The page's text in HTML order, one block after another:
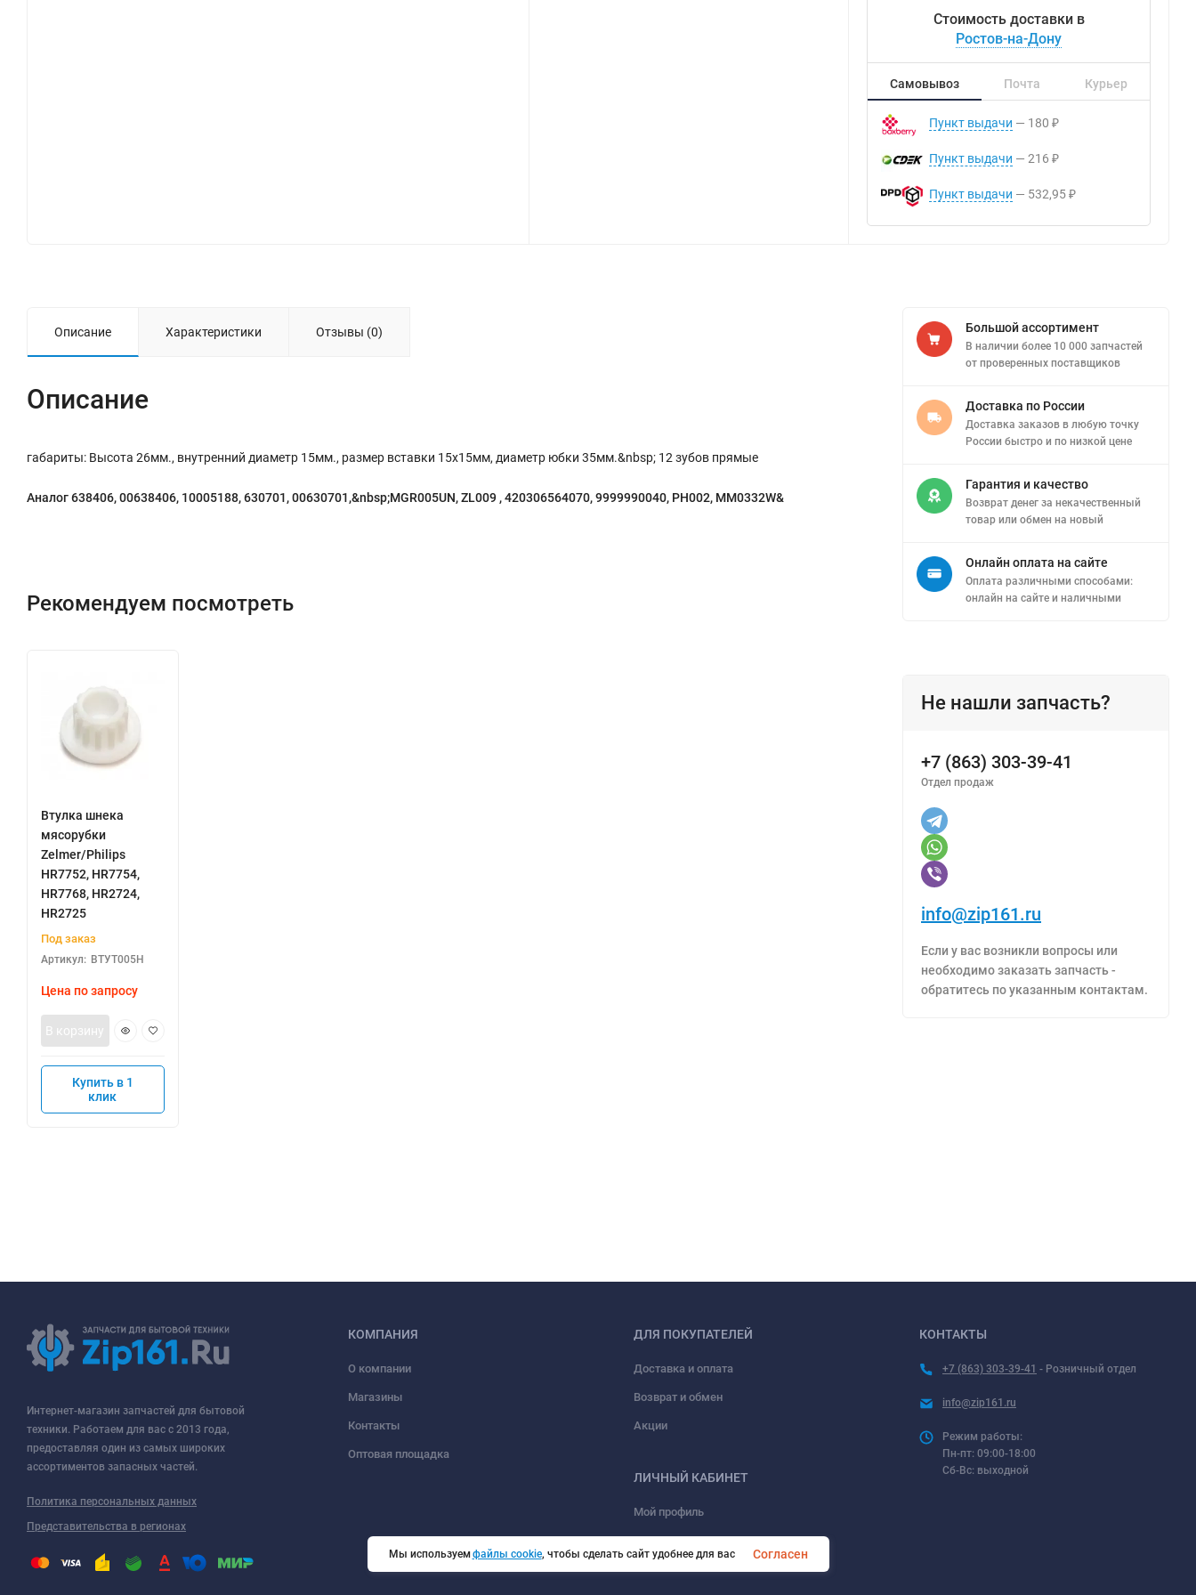
Стоимость доставки в
Ростов-на-Дону
Самовывоз Почта Курьер
Пункт выдачи 180 ₽
Пункт выдачи 216 ₽
Пункт выдачи 532,95 ₽
Описание Характеристики Отзывы (0)
Описание
габариты: Высота 26мм., внутренний диаметр 15мм., размер вставки 15х15мм, диаметр юбки 35мм.&nbsp; 12 зубов прямые
Аналог 638406, 00638406, 10005188, 630701, 00630701,&nbsp;MGR005UN, ZL009 , 420306564070, 9999990040, PH002, MM0332W&
Рекомендуем посмотреть
Втулка шнека
мясорубки
Zelmer/Philips
HR7752, HR7754,
HR7768, HR2724,
HR2725
Под заказ
Артикул: ВТУТ005Н
Цена по запросу
В корзину
Купить в 1
клик
Большой ассортимент
В наличии более 10 000 запчастей
от проверенных поставщиков
Доставка по России
Доставка заказов в любую точку
России быстро и по низкой цене
Гарантия и качество
Возврат денег за некачественный
товар или обмен на новый
Онлайн оплата на сайте
Оплата различными способами:
онлайн на сайте и наличными
Не нашли запчасть?
+7 (863) 303-39-41
Отдел продаж
info@zip161.ru
Если у вас возникли вопросы или
необходимо заказать запчасть -
обратитесь по указанным контактам.
Интернет-магазин запчастей для бытовой
техники. Работаем для вас с 2013 года,
предоставляя один из самых широких
ассортиментов запасных частей.
Политика персональных данных
Представительства в регионах
КОМПАНИЯ
О компании
Магазины
Контакты
Оптовая площадка
ДЛЯ ПОКУПАТЕЛЕЙ
Доставка и оплата
Возврат и обмен
Акции
ЛИЧНЫЙ КАБИНЕТ
Мой профиль
Мои заказы
КОНТАКТЫ
+7 (863) 303-39-41 - Розничный отдел
info@zip161.ru
Режим работы:
Пн-пт: 09:00-18:00
Сб-Вс: выходной
Мы используемфайлы cookie, чтобы сделать сайт удобнее для вас Согласен